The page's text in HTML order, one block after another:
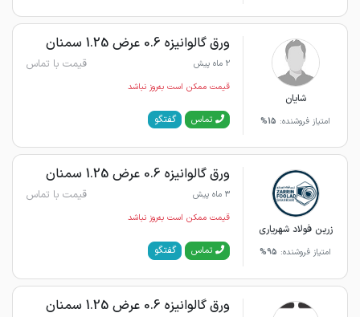
شایان
امتیاز فروشنده: 15%
ورق گالوانیزه 0.6 عرض 1.25 سمنان
2 ماه پیش قیمت با تماس
قیمت ممکن است به‌روز نباشد
تماس گفتگو
زرین فولاد شهریاری
امتیاز فروشنده: 95%
ورق گالوانیزه 0.6 عرض 1.25 سمنان
3 ماه پیش قیمت با تماس
قیمت ممکن است به‌روز نباشد
تماس گفتگو
ورق گالوانیزه 0.6 عرض 1.25 سمنان